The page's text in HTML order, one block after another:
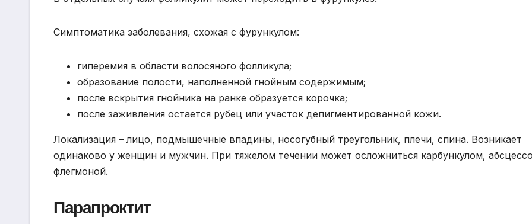
Симптоматика заболевания, схожая с фурункулом:
гиперемия в области волосяного фолликула;
образование полости, наполненной гнойным содержимым;
после вскрытия гнойника на ранке образуется корочка;
после заживления остается рубец или участок депигментированной кожи.
Локализация – лицо, подмышечные впадины, носогубный треугольник, плечи, спина. Возникает
одинаково у женщин и мужчин. При тяжелом течении может осложниться карбункулом,
флегмоной.
Парапроктит